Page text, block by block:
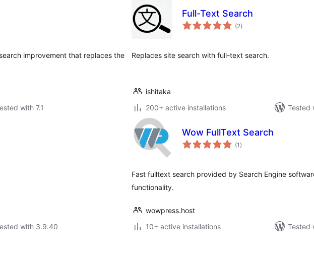
improvement that replaces the
with 7.1
Full-Text Search
(2total
ratings
)
Replaces site search with full-text search.
ishitaka
200+ active installations
Tested
with 3.9.40
Wow FullText Search
(1 total
ratings
)
Fast fulltext search provided by Search Engine
functionality.
wowpress.host
10+ active installations
Tested